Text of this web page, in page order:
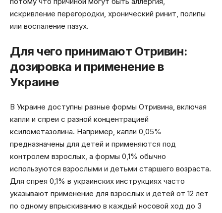
искривление перегородки, хронический ринит, полипы
или воспаление пазух.
Для чего принимают Отривин:
дозировка и применение в
Украине
В Украине доступны разные формы Отривина, включая
капли и спреи с разной концентрацией
ксилометазолина. Например, капли 0,05%
предназначены для детей и применяются под
контролем взрослых, а формы 0,1% обычно
используются взрослыми и детьми старшего возраста.
Для спрея 0,1% в украинских инструкциях часто
указывают применение для взрослых и детей от 12 лет
по одному впрыскиванию в каждый носовой ход до 3